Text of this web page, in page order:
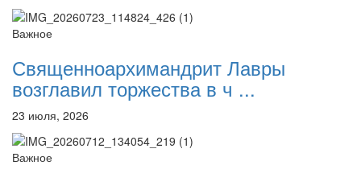
Перейти к архиву
Важное
Священноархимандрит Лавры
возглавил торжества в ч ...
23 июля, 2026
Важное